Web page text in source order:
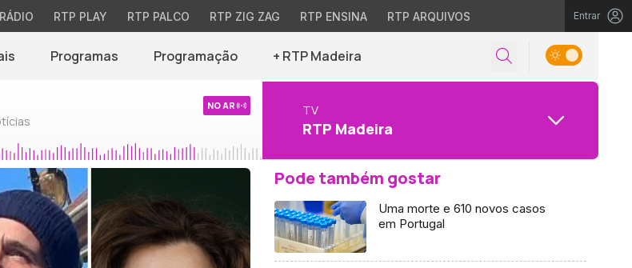
RÁDIO RTP PLAY RTP PALCO RTP ZIG ZAG RTP ENSINA RTP ARQUIVOS Entrar
Programas Programação + RTP Madeira
NO AR TV
RTP Madeira
Pode também gostar
Uma morte e 610 novos casos
em Portugal